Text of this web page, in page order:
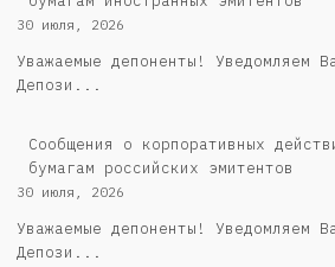
30 июля, 2026
Уважаемые депоненты! Уведомляем
Депози...
Cообщения о корпоративных
бумагам российских эмитентов
30 июля, 2026
Уважаемые депоненты! Уведомляем
Депози...